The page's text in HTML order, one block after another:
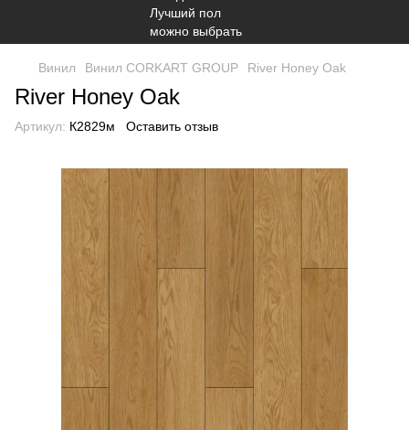
Винил Винил CORKART GROUP River Honey Oak
River Honey Oak
Артикул: К2829м Оставить отзыв